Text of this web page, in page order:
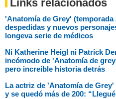
Links relacionados
'Anatomía de Grey' (temporada
despedidas y nuevos
longeva serie de médicos
Ni Katherine Heigl ni Patrick
incómodo de 'Anatomía de
pero increíble historia detrás
La actriz de 'Anatomía de
y se quedó más de 200: